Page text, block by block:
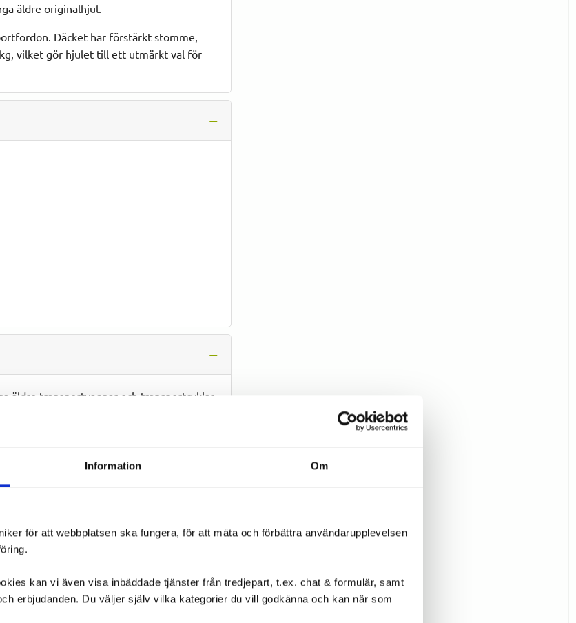
Information Om
för att webbplatsen ska fungera, för att mäta och förbättra användarupplevelsen
kan vi även visa inbäddade tjänster från tredjepart, t.ex. chat & formulär, samt
erbjudanden. Du väljer själv vilka kategorier du vill godkänna och kan när som
äldre originalhjul.
Däcket har förstärkt stomme,
vilket gör hjulet till ett utmärkt val för
äldre transportvagnar och transportcyklar
tung transport innebär Schwalbe
än enklare transportdäck.
med
axeldimension före beställning.